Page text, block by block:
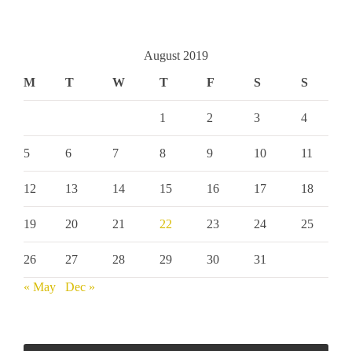
August 2019
M
T W T F S S
1 2 3 4
5 6 7 8 9 10 11
12 13 14 15 16 17 18
19 20 21 22 23 24 25
26 27 28 29 30 31
« May Dec »